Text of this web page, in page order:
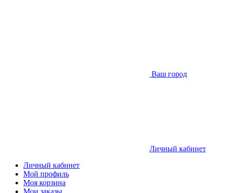
Ваш город
Личный кабинет
Личный кабинет
Мой профиль
Моя корзина
Мои заказы